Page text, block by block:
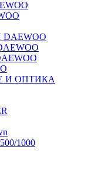
И ОПТИКА
1000